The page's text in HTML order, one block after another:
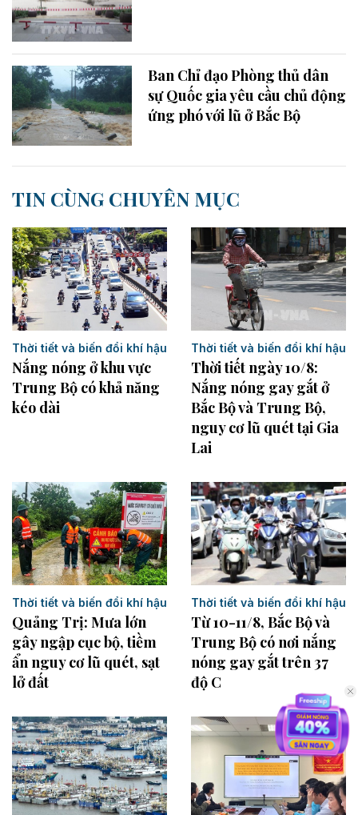
Ban Chỉ đạo Phòng thủ dân
sự Quốc gia yêu cầu chủ động
ứng phó với lũ ở Bắc Bộ
TIN CÙNG CHUYÊN MỤC
Thời tiết và biến đổi khí hậu
Nắng nóng ở khu vực
Trung Bộ có khả năng
kéo dài
Thời tiết và biến đổi khí hậu
Thời tiết ngày 10/8:
Nắng nóng gay gắt ở
Bắc Bộ và Trung Bộ,
nguy cơ lũ quét tại Gia
Lai
Thời tiết và biến đổi khí hậu
Quảng Trị: Mưa lớn
gây ngập cục bộ, tiềm
ẩn nguy cơ lũ quét, sạt
lở đất
Thời tiết và biến đổi khí hậu
Từ 10-11/8, Bắc Bộ và
Trung Bộ có nơi nắng
nóng gay gắt trên 37
độ C